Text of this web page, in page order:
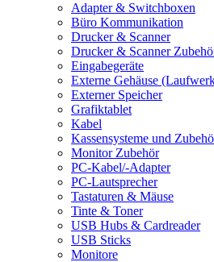
Adapter & Switchboxen
Büro Kommunikation
Drucker & Scanner
Drucker & Scanner
Eingabegeräte
Externe Gehäuse
Externer Speicher
Grafiktablet
Kabel
Kassensysteme und
Monitor Zubehör
PC-Kabel/-Adapter
PC-Lautsprecher
Tastaturen & Mäuse
Tinte & Toner
USB Hubs & Cardreader
USB Sticks
Monitore